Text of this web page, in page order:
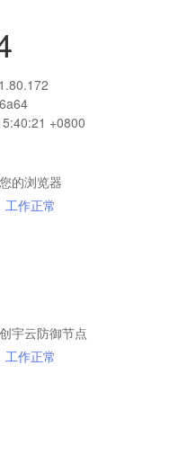
+0800
您的浏览器
工作正常
宇云防御节点
工作正常